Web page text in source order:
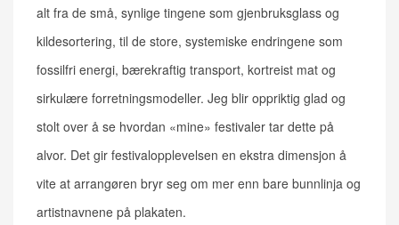
alt fra de små, synlige tingene som gjenbruksglass og
kildesortering, til de store, systemiske endringene som
fossilfri energi, bærekraftig transport, kortreist mat og
sirkulære forretningsmodeller. Jeg blir oppriktig glad og
stolt over å se hvordan «mine» festivaler tar dette på
alvor. Det gir festivalopplevelsen en ekstra dimensjon å
vite at arrangøren bryr seg om mer enn bare bunnlinja og
artistnavnene på plakaten.